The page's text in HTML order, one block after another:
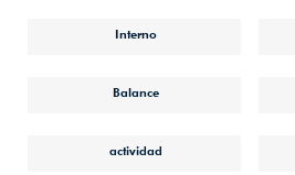
Interno
Balance
actividad